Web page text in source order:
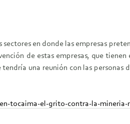
sec­tores en donde las em­presas
de estas empresas, que
una reunión con las
tocaima-el-grito-contra-la-mineria-